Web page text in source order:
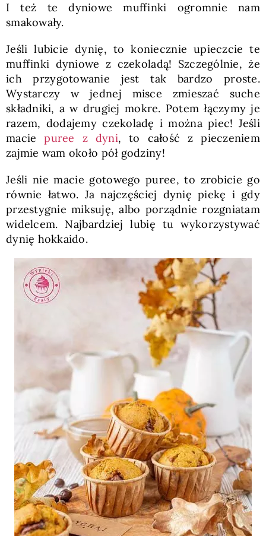
I też te
dyniowe muffinki ogromnie nam
smakowały.
Jeśli lubicie dynię, to koniecznie upieczcie te
muffinki dyniowe z czekoladą! Szczególnie, że
ich przygotowanie jest tak bardzo proste.
Wystarczy w jednej misce zmieszać suche
składniki, a w drugiej mokre. Potem łączymy je
razem, dodajemy czekoladę i można piec! Jeśli
maciepuree z dyni, to całość z pieczeniem
zajmie wam około pół godziny!
Jeśli nie macie gotowego puree, to zrobicie go
równie łatwo. Ja najczęściej dynię piekę i gdy
przestygnie miksuję, albo porządnie rozgniatam
widelcem. Najbardziej lubię tu wykorzystywać
dynię hokkaido.